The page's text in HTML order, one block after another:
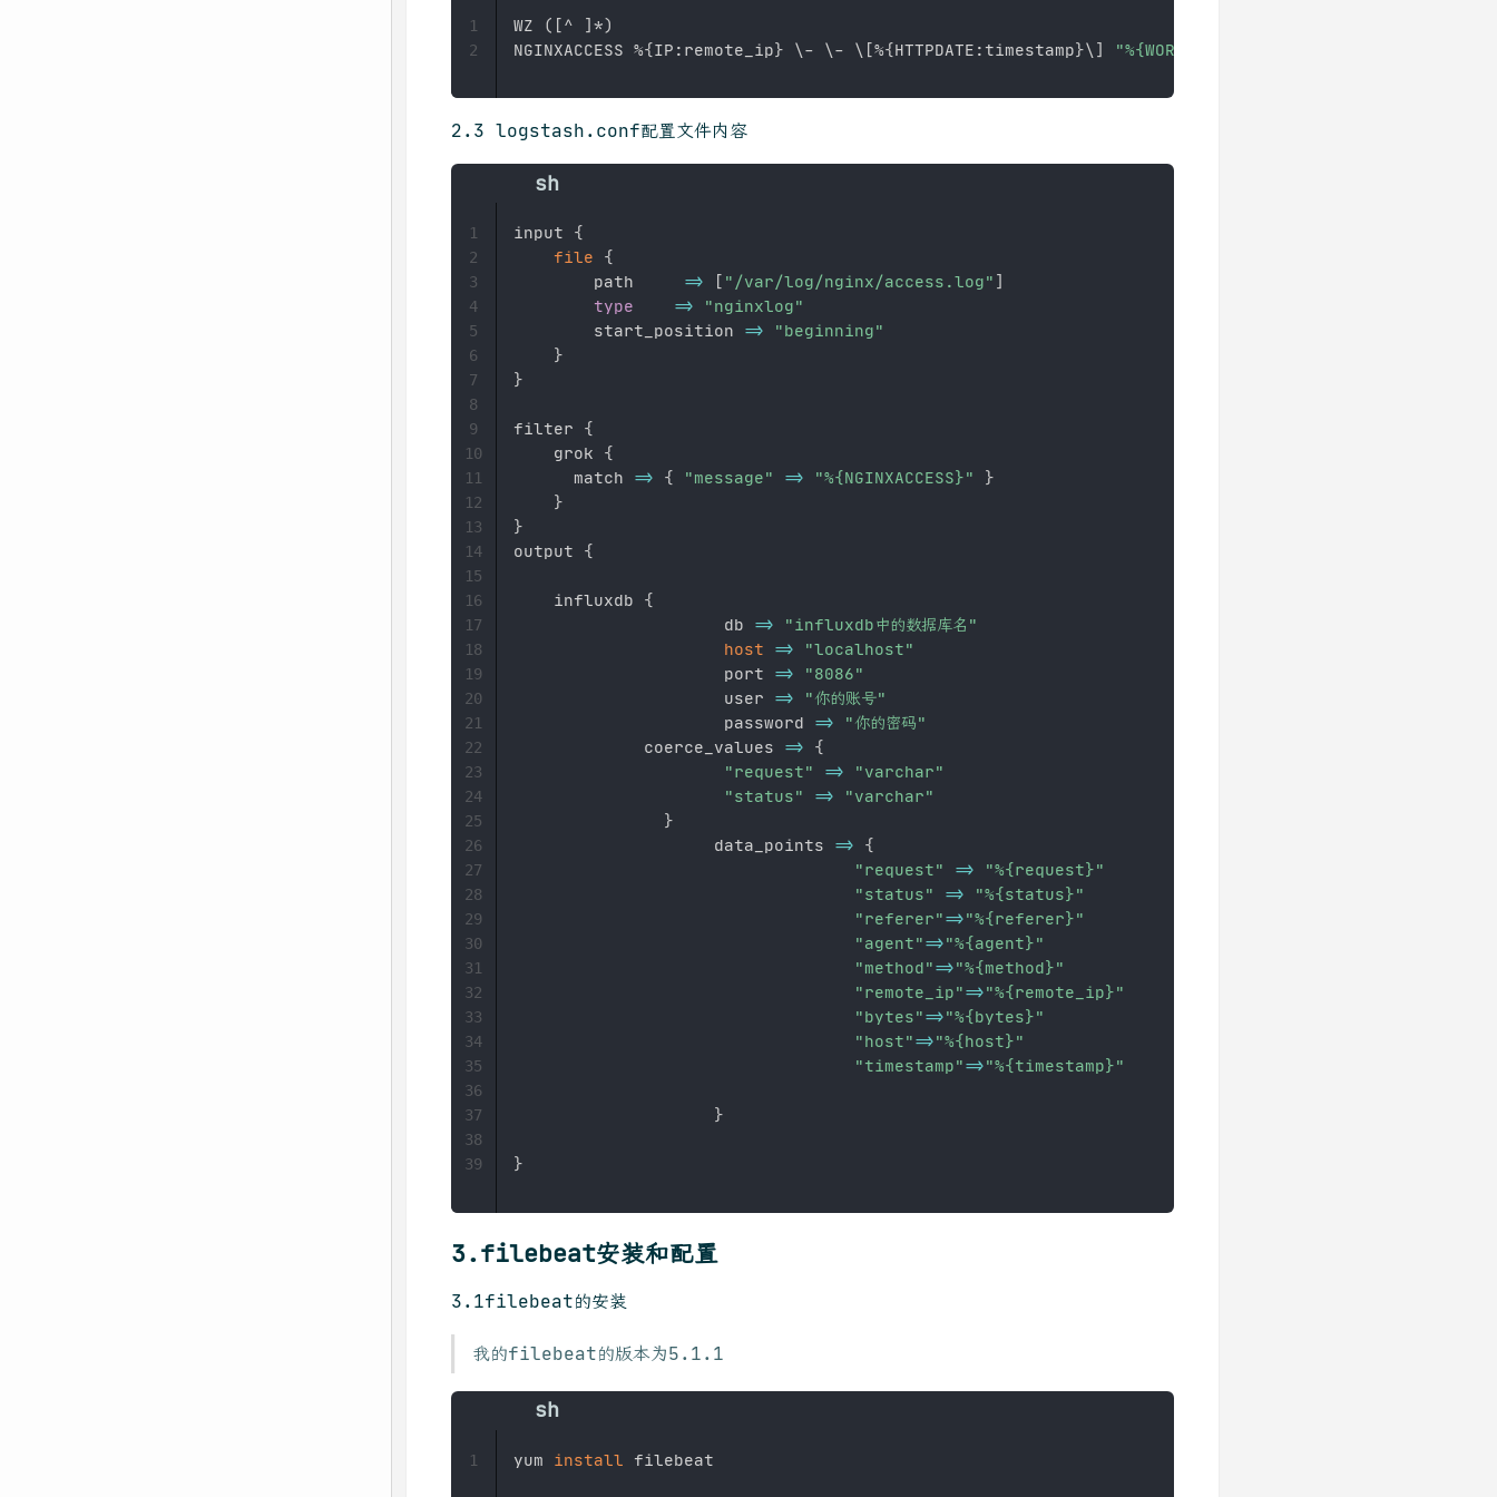
WZ ( [^ ] *)
NGINXACCESS %{IP:remote_ip} \- \- \ [%{HTTPDATE:timestamp}\ ] "%{WORD:method} %{WZ:request} HTTP/
1
2
2.3 logstash.conf配置文件内容
input {
file
{
        path
=> [ "/var/log/nginx/access.log" ]
type
=>
"nginxlog"
        start_position
=>
"beginning"
}
}
filter {
    grok
{
      match
=> { "message" => "%{NGINXACCESS}"
}
}
}
output {
    influxdb
{
                     db
=>
"influxdb中的数据库名"
host
=>
"localhost"
                     port
=>
"8086"
                     user
=>
"你的账号"
                     password
=>
"你的密码"
             coerce_values
=>
{
"request"
=>
"varchar"
"status"
=>
"varchar"
}
                    data_points
=>
{
"request"
=>
"%{request}"
"status"
=>
"%{status}"
"referer"=>"%{referer}"
"agent"=>"%{agent}"
"method"=>"%{method}"
"remote_ip"=>"%{remote_ip}"
"bytes"=>"%{bytes}"
"host"=>"%{host}"
"timestamp"=>"%{timestamp}"
}
}
1
2
3
4
5
6
7
8
9
10
11
12
13
14
15
16
17
18
19
20
21
22
23
24
25
26
27
28
29
30
31
32
33
34
35
36
37
38
39
3.filebeat安装和配置
3.1filebeat的安装
我的filebeat的版本为5.1.1
yum install
1